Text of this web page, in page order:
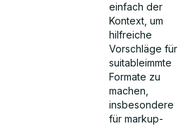
einfach der
Kontext, um
hilfreiche
Vorschläge für
suitableimmte
Formate zu
machen,
insbesondere
für markup-